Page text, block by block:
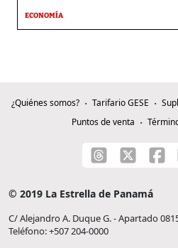
ECONOMÍA
¿Quiénes somos? Tarifario GESE
Puntos de venta
© 2019 La Estrella de Panamá
C/ Alejandro A. Duque G. - Apartado
Teléfono: +507 204-0000